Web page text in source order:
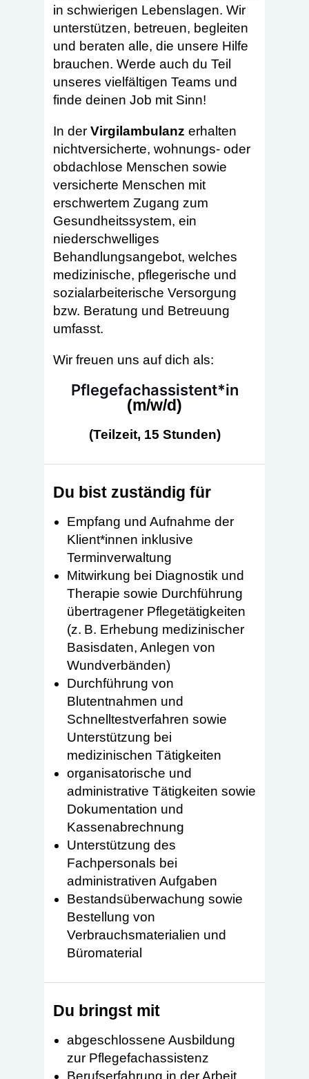
in schwierigen Lebenslagen. Wir
unterstützen, betreuen, begleiten
und beraten alle, die unsere Hilfe
brauchen. Werde auch du Teil
unseres vielfältigen Teams und
finde deinen Job mit Sinn!
In der Virgilambulanz erhalten
nichtversicherte, wohnungs- oder
obdachlose Menschen sowie
versicherte Menschen mit
erschwertem Zugang zum
Gesundheitssystem, ein
niederschwelliges
Behandlungsangebot, welches
medizinische, pflegerische und
sozialarbeiterische Versorgung
bzw. Beratung und Betreuung
umfasst.
Wir freuen uns auf dich als:
Pflegefachassistent*in
(m/w/d)
(Teilzeit, 15 Stunden)
Du bist zuständig für
Empfang und Aufnahme der
Klient*innen inklusive
Terminverwaltung
Mitwirkung bei Diagnostik und
Therapie sowie Durchführung
übertragener Pflegetätigkeiten
(z. B. Erhebung medizinischer
Basisdaten, Anlegen von
Wundverbänden)
Durchführung von
Blutentnahmen und
Schnelltestverfahren sowie
Unterstützung bei
medizinischen Tätigkeiten
organisatorische und
administrative Tätigkeiten sowie
Dokumentation und
Kassenabrechnung
Unterstützung des
Fachpersonals bei
administrativen Aufgaben
Bestandsüberwachung sowie
Bestellung von
Verbrauchsmaterialien und
Büromaterial
Du bringst mit
abgeschlossene Ausbildung
zur Pflegefachassistenz
Berufserfahrung in der Arbeit